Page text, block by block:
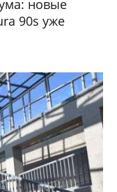
новые
90s уже